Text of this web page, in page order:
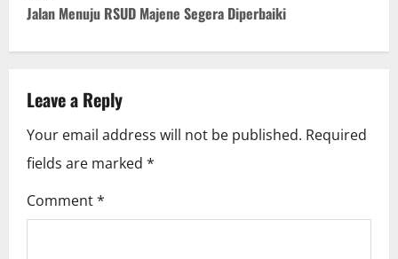
t
n
a
v
i
g
Jalan Menuju RSUD Majene Segera Diperbaiki
Leave a Reply
Your email address will not be published. Required
fields are marked *
Comment*